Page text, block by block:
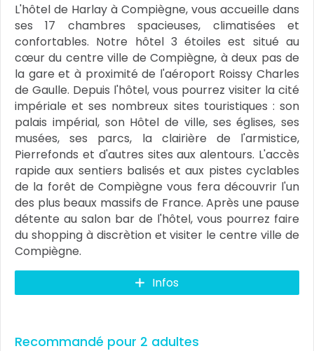
L'hôtel de Harlay à Compiègne, vous accueille dans
ses 17 chambres spacieuses, climatisées et
confortables. Notre hôtel 3 étoiles est situé au
cœur du centre ville de Compiègne, à deux pas de
la gare et à proximité de l'aéroport Roissy Charles
de Gaulle. Depuis l'hôtel, vous pourrez visiter la cité
impériale et ses nombreux sites touristiques : son
palais impérial, son Hôtel de ville, ses églises, ses
musées, ses parcs, la clairière de l'armistice,
Pierrefonds et d'autres sites aux alentours. L'accès
rapide aux sentiers balisés et aux pistes cyclables
de la forêt de Compiègne vous fera découvrir l'un
des plus beaux massifs de France. Après une pause
détente au salon bar de l'hôtel, vous pourrez faire
du shopping à discrètion et visiter le centre ville de
Compiègne.
Infos
Recommandé pour 2 adultes